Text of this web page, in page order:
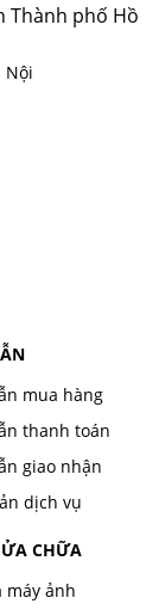
Thành phố Hồ
Nội
mua hàng
thanh toán
giao nhận
dịch vụ
CHỮA
máy ảnh